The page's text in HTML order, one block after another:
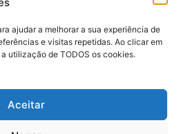
ajudar a melhorar a sua experiência de
e visitas repetidas. Ao clicar em
utilização de TODOS os cookies.
Aceitar
CNPJ: 04.901.141/0001-36 End .